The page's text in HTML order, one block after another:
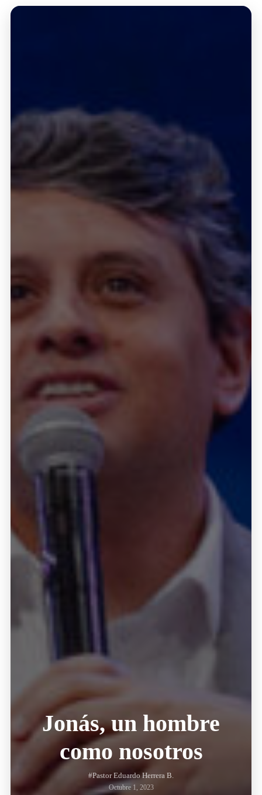
Jonás, un hombre
como nosotros
#Pastor Eduardo Herrera B.
Octubre 1, 2023